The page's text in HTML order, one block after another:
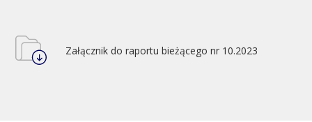
Załącznik do raportu bieżącego nr 10.2023